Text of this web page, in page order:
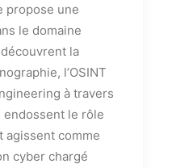
propose une
le domaine
la
l’OSINT
à travers
endossent le rôle
agissent comme
cyber chargé